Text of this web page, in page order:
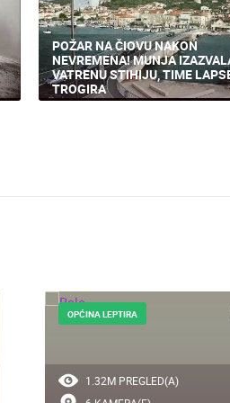
POŽAR NA ČIOVU NAKON
NEVREMENA! MUNJA
VATRENU STIHIJU, TIME
TROGIRA
1.32M PREGLED(A)
OPĆINA LEPTIRA